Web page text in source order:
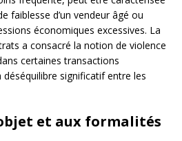
faiblesse d’un vendeur âgé ou
économiques excessives. La
a consacré la notion de violence
certaines transactions
significatif entre les
et aux formalités